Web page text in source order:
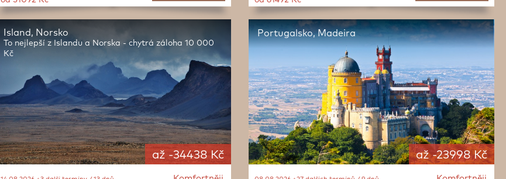
až -34438 Kč
Island, Norsko
To nejlepší z Islandu a Norska - chytrá záloha 10 000
Kč
až -23998 Kč
Portugalsko, Madeira